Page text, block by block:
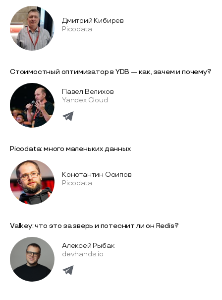
Дмитрий Кибирев
Picodata
Стоимостный оптимизатор в YDB — как, зачем и почему?
Павел Велихов
Yandex Cloud
Picodata: много маленьких данных
Константин Осипов
Picodata
Valkey: что это за зверь и потеснит ли он Redis?
Алексей Рыбак
devhands.io